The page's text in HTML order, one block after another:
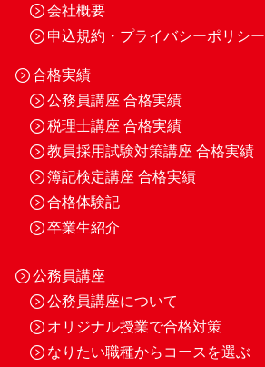
会社概要
申込規約・プライバシーポリシー
合格実績
公務員講座 合格実績
税理士講座 合格実績
教員採用試験対策講座 合格実績
簿記検定講座 合格実績
合格体験記
卒業生紹介
公務員講座
公務員講座について
オリジナル授業で合格対策
なりたい職種からコースを選ぶ